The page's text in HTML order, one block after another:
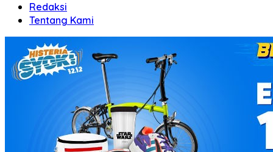
Redaksi
Tentang Kami